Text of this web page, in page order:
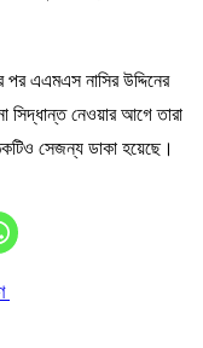
পর এএমএস নাসির উদ্দিনের
সিদ্ধান্ত নেওয়ার আগে তারা
সেজন্য ডাকা হয়েছে।